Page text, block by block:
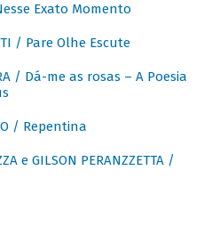
Exato Momento
/ Pare Olhe Escute
/ Dá-me as rosas – A Poesia
/ Repentina
e GILSON PERANZZETTA /